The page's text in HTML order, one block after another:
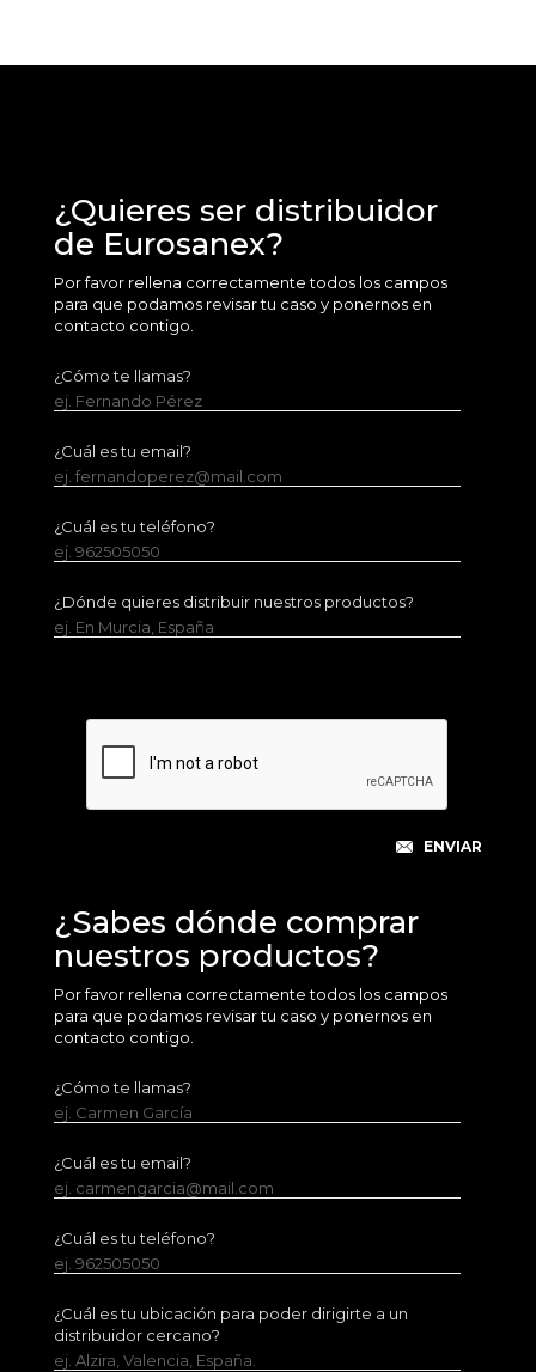
¿Quieres ser distribuidor
de Eurosanex?
Por favor rellena correctamente todos los campos
para que podamos revisar tu caso y ponernos en
contacto contigo.
¿Cómo te llamas?
ej. Fernando Pérez
¿Cuál es tu email?
ej. fernandoperez@mail.com
¿Cuál es tu teléfono?
ej. 962505050
¿Dónde quieres distribuir nuestros productos?
ej. En Murcia, España
¿Sabes dónde comprar
nuestros productos?
Por favor rellena correctamente todos los campos
para que podamos revisar tu caso y ponernos en
contacto contigo.
¿Cómo te llamas?
ej. Carmen García
¿Cuál es tu email?
ej. carmengarcia@mail.com
¿Cuál es tu teléfono?
ej. 962505050
¿Cuál es tu ubicación para poder dirigirte a un
distribuidor cercano?
ej. Alzira, Valencia, España.